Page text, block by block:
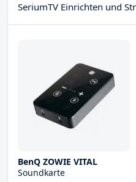
SeriumTV Einrichten und
BenQ ZOWIE VITAL
Soundkarte